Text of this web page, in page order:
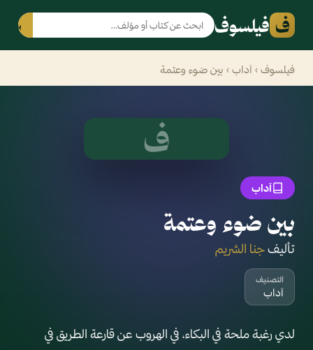
ف فيلسوف بحث
فيلسوف › آداب › بين ضوء وعتمة
ف
آداب
بين ضوء وعتمة
تأليفجنا الشريم
التصنيف
آداب
لدي رغبة ملحة في البكاء، في الهروب عن قارعة الطريق في